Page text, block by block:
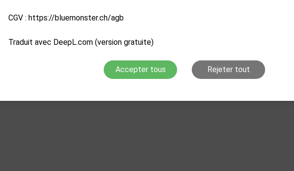
CGV : https://bluemonster.ch/agb
Traduit avec DeepL.com (version gratuite)
Accepter tous Rejeter tout